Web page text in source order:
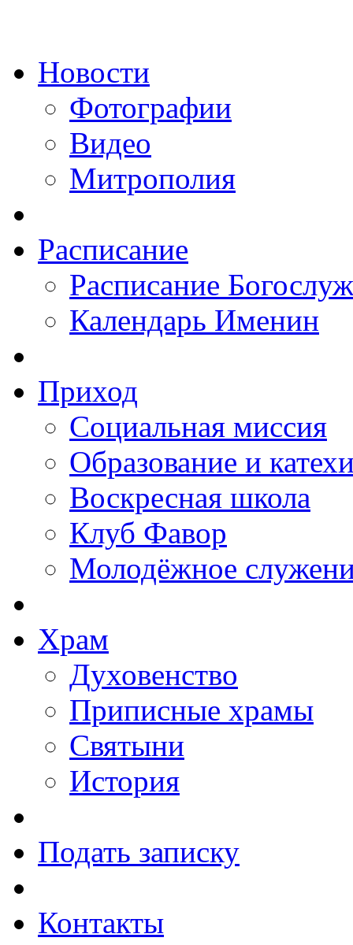
Новости
Фотографии
Видео
Митрополия
Расписание
Расписание
Календарь Именин
Приход
Социальная миссия
Образование и
Воскресная школа
Клуб Фавор
Молодёжное
Храм
Духовенство
Приписные храмы
Святыни
История
Подать записку
Контакты